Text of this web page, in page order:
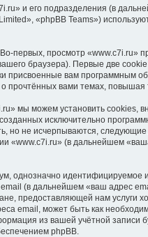
и его подразделения (в
«phpBB Teams»)
первых, просмотр «www.c7i.ru»
браузера). Первые две
присвоенные вам программным
прочтённых вами темах,
мы можем установить cookies,
исключительно
но не исчерпываются,
«www.c7i.ru» (в дальнейшем
однозначно
(в дальнейшем «ваш адрес
предоставляющей нам услуги
email, может быть как
из вашей учётной записи
phpBB.